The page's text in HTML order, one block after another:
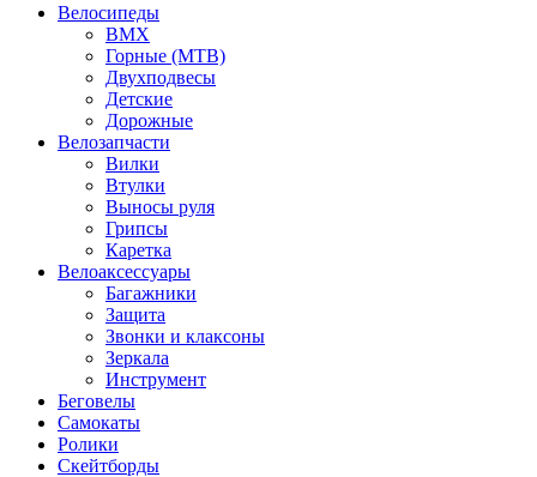
Велосипеды
BMX
Горные (MTB)
Двухподвесы
Детские
Дорожные
Велозапчасти
Вилки
Втулки
Выносы руля
Грипсы
Каретка
Велоаксессуары
Багажники
Защита
Звонки и клаксоны
Зеркала
Инструмент
Беговелы
Самокаты
Ролики
Скейтборды